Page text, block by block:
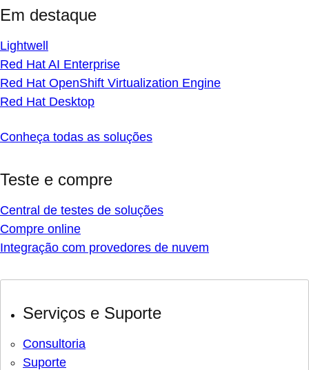
Em destaque
Lightwell
Red Hat AI Enterprise
Red Hat OpenShift Virtualization Engine
Red Hat Desktop
Conheça todas as soluções
Teste e compre
Central de testes de soluções
Compre online
Integração com provedores de nuvem
Serviços e Suporte
Consultoria
Suporte